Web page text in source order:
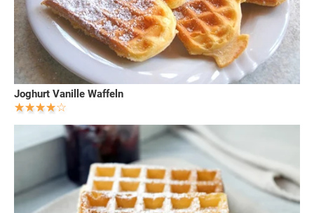
Joghurt Vanille Waffeln